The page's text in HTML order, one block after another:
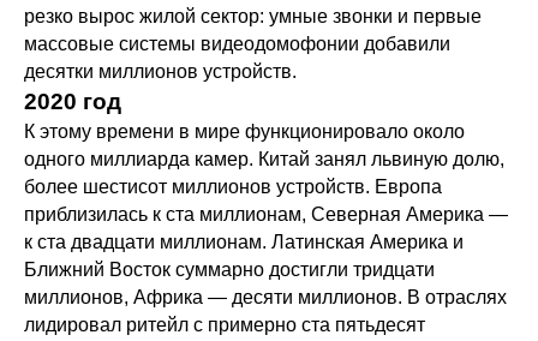
резко вырос жилой сектор: умные звонки и первые
массовые системы видеодомофонии добавили
десятки миллионов устройств.
2020 год
К этому времени в мире функционировало около
одного миллиарда камер. Китай занял львиную долю,
более шестисот миллионов устройств. Европа
приблизилась к ста миллионам, Северная Америка —
к ста двадцати миллионам. Латинская Америка и
Ближний Восток суммарно достигли тридцати
миллионов, Африка — десяти миллионов. В отраслях
лидировал ритейл с примерно ста пятьдесят